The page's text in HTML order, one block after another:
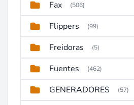
Fax (506)
Flippers (99)
Freidoras (5)
Fuentes (462)
GENERADORES (57)